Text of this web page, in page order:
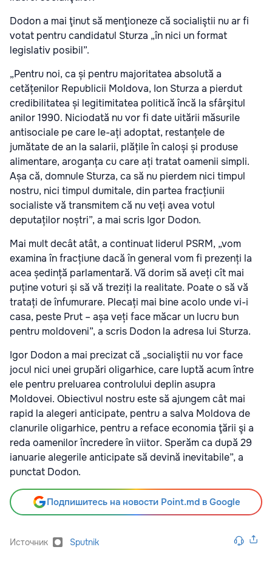
Dodon a mai ţinut să menţioneze că socialiştii nu ar fi
votat pentru candidatul Sturza „în nici un format
legislativ posibil”.
„Pentru noi, ca și pentru majoritatea absolută a
cetățenilor Republicii Moldova, Ion Sturza a pierdut
credibilitatea și legitimitatea politică încă la sfârşitul
anilor 1990. Niciodată nu vor fi date uitării măsurile
antisociale pe care le-ați adoptat, restanțele de
jumătate de an la salarii, plățile în caloși și produse
alimentare, aroganța cu care ați tratat oamenii simpli.
Așa că, domnule Sturza, ca să nu pierdem nici timpul
nostru, nici timpul dumitale, din partea fracțiunii
socialiste vă transmitem că nu veți avea votul
deputaților noștri”, a mai scris Igor Dodon.
Mai mult decât atât, a continuat liderul PSRM, „vom
examina în fracțiune dacă în general vom fi prezenți la
acea ședință parlamentară. Vă dorim să aveți cît mai
puține voturi și să vă treziți la realitate. Poate o să vă
tratați de înfumurare. Plecați mai bine acolo unde vi-i
casa, peste Prut – așa veți face măcar un lucru bun
pentru moldoveni”, a scris Dodon la adresa lui Sturza.
Igor Dodon a mai precizat că „socialiştii nu vor face
jocul nici unei grupări oligarhice, care luptă acum între
ele pentru preluarea controlului deplin asupra
Moldovei. Obiectivul nostru este să ajungem cât mai
rapid la alegeri anticipate, pentru a salva Moldova de
clanurile oligarhice, pentru a reface economia ţării şi a
reda oamenilor încredere în viitor. Sperăm ca după 29
ianuarie alegerile anticipate să devină inevitabile”, a
punctat Dodon.
Подпишитесь на новости Point.md в Google
Источник Sputnik